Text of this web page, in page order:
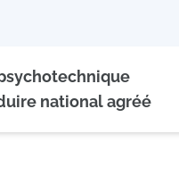
national agréé